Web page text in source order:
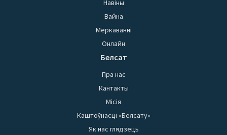
Навіны
Вайна
Меркаванні
Онлайн
Белсат
Пра нас
Кантакты
Місія
Каштоўнасці «Белсату»
Як нас глядзець